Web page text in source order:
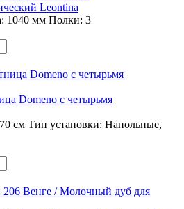
Leontina
1040 мм Полки: 3
Domeno с четырьмя
70 см Тип установки: Напольные,